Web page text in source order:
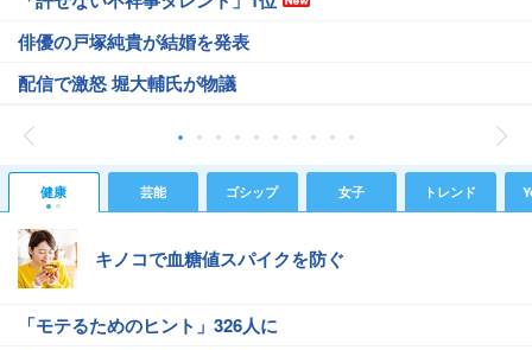
俳優の戸塚純貴が結婚を発表
配信で激怒 堀大輔氏が物議
健康 芸能 ゴシップ 女子 トレンド
キノコで血糖値スパイクを防ぐ
「モテるためのヒント」326人に